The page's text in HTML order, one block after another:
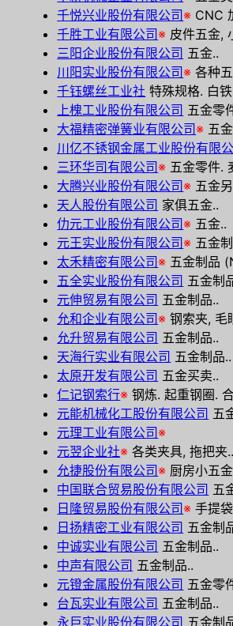
千悦兴业股份有限公司 ※ CNC
千胜工业有限公司 ※ 皮件五金,
三阳企业股份有限公司 五金..
川阳实业股份有限公司 ※各种
千钰螺丝工业社 特殊规格. 白
上槐工业股份有限公司 五金零
大福精密弹簧业有限公司 ※ 五
川亿不锈钢金属工业股份有限
三环华司有限公司 ※ 五金零件.
大腾兴业股份有限公司 ※ 五金
天人股份有限公司 家俱五金..
仂元工业股份有限公司 ※ 五金..
元王实业股份有限公司 ※ 五金
太禾精密有限公司 ※ 五金制品
五全实业股份有限公司 五金制
元伸贸易有限公司 五金制品..
允和企业有限公司 ※钢索夹, 毛
允升贸易有限公司 五金制品..
天海行实业有限公司 五金制品..
太原开发有限公司 五金买卖..
仁记钢索行※钢炼. 起重钢圈.
元能机械化工股份有限公司 五
元理工业有限公司 ※
元翌企业社※各类夹具, 拖把夹..
允捷股份有限公司 ※ 厨房小五
中国联合贸易股份有限公司 五
日隆贸易股份有限公司 ※手提
日扬精密工业有限公司 五金制
中诚实业有限公司 五金制品..
中声有限公司 五金制品..
元镫金属股份有限公司 五金零
台瓦实业有限公司 五金制品..
永巨实业股份有限公司 五金制